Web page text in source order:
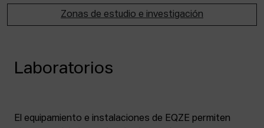
Zonas de estudio e investigación
Laboratorios
El equipamiento e instalaciones de EQZE permiten